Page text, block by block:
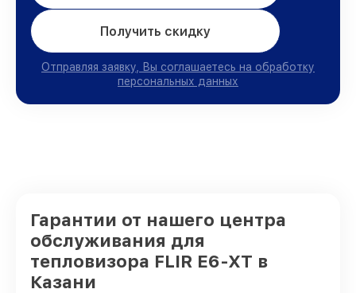
Получить скидку
Отправляя заявку, Вы соглашаетесь на обработку
персональных данных
Гарантии от нашего центра
обслуживания для
тепловизора FLIR E6-XT в
Казани